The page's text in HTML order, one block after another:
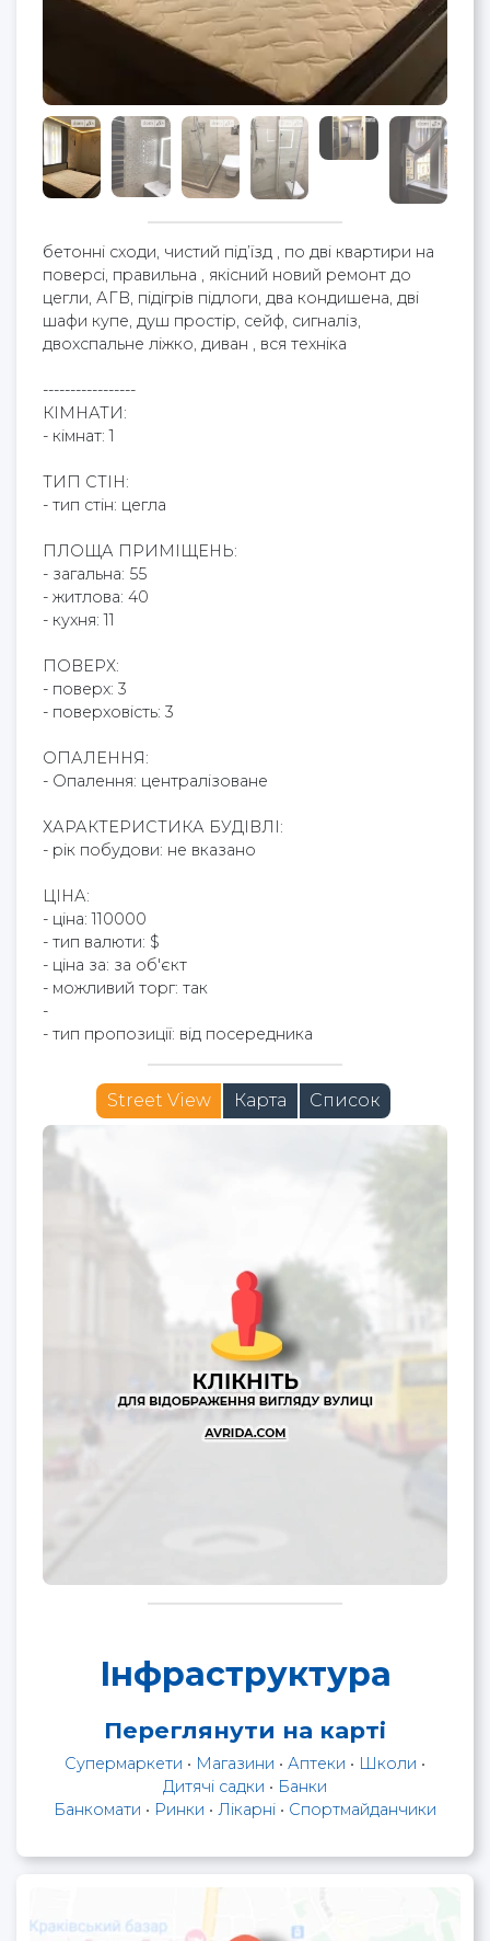
бетонні сходи, чистий під’їзд , по дві квартири на
поверсі, правильна , якісний новий ремонт до
цегли, АГВ, підігрів підлоги, два кондишена, дві
шафи купе, душ простір, сейф, сигналіз,
двохспальне ліжко, диван , вся техніка
-----------------
КІМНАТИ:
- кімнат: 1
ТИП СТІН:
- тип стін: цегла
ПЛОЩА ПРИМІЩЕНЬ:
- загальна: 55
- житлова: 40
- кухня: 11
ПОВЕРХ:
- поверх: 3
- поверховість: 3
ОПАЛЕННЯ:
- Опалення: централізоване
ХАРАКТЕРИСТИКА БУДІВЛІ:
- рік побудови: не вказано
ЦІНА:
- ціна: 110000
- тип валюти: $
- ціна за: за об'єкт
- можливий торг: так
-
- тип пропозиції: від посередника
Street View Карта Список
Інфраструктура
Переглянути на карті
Супермаркети • Магазини • Аптеки • Школи •
Дитячі садки • Банки
Банкомати • Ринки • Лікарні • Спортмайданчики